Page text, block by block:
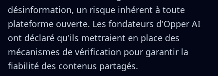
désinformation, un risque inhérent à toute
plateforme ouverte. Les fondateurs d'Opper AI
ont déclaré qu'ils mettraient en place des
mécanismes de vérification pour garantir la
fiabilité des contenus partagés.